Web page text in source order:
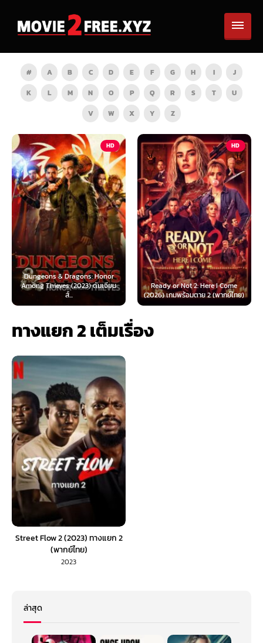
# A B C D E F G H I
J
K
L M N O P Q R S T
U
V
W X Y Z
HD
& Dragons: Honor
Thieves (2023) ดันเจียน
HD
Ready or Not 2: Here I Come
(2026) เกมพร้อมตาย 2 (พากย์ไทย)
Now You
ทางแยก 2 เต็มเรื่อง
Street Flow 2 (2023) ทางแยก 2
(พากย์ไทย)
2023
ล่าสุด